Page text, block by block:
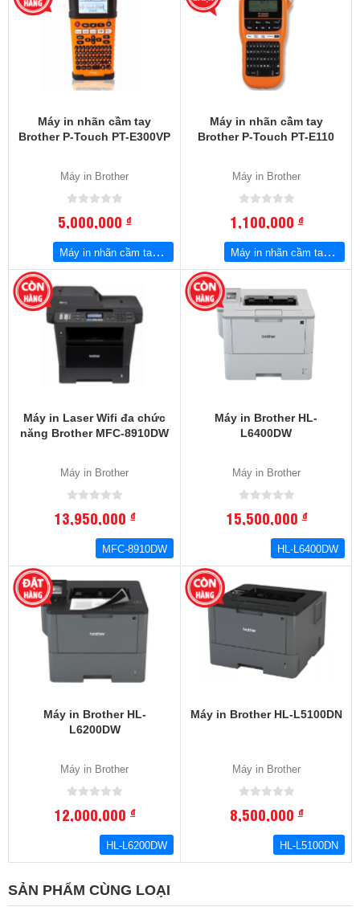
Máy in nhãn cầm tay
Brother P-Touch PT-E300VP
Máy in Brother
5,000,000đ
Máy in nhãn cầm tay Brother P-Touch PT-E300VP
Máy in nhãn cầm tay
Brother P-Touch PT-E110
Máy in Brother
1,100,000đ
Máy in nhãn cầm tay Brother P-Touch PT-E110
Máy in Laser Wifi đa chức
năng Brother MFC-8910DW
Máy in Brother
13,950,000đ
MFC-8910DW
Máy in Brother HL-
L6400DW
Máy in Brother
15,500,000đ
HL-L6400DW
Máy in Brother HL-
L6200DW
Máy in Brother
12,000,000đ
HL-L6200DW
Máy in Brother HL-L5100DN
Máy in Brother
8,500,000đ
HL-L5100DN
SẢN PHẨM CÙNG LOẠI